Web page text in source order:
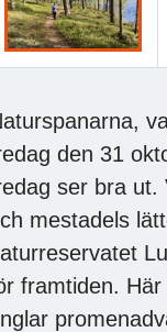
den 31
ser bra ut.
mestadels
framtiden.